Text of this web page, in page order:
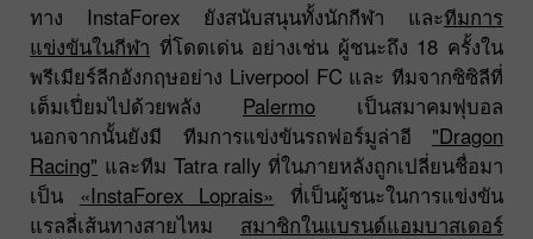
ทาง InstaForex ยังสนับสนุนทั้งนักกีฬา และทีมการ
แข่งขันในกีฬา ที่โดดเด่น อย่างเช่น ผู้ชนะถึง 18 ครั้งใน
พรีเมียร์ลีกอังกฤษอย่าง Liverpool FC และ ทีมจากซิซิลีที่
เต็มเปี่ยมไปด้วยพลัง Palermo เป็นสมาคมฟุบอล
นอกจากนั้นยังมี ทีมการแข่งขันรถฟอร์มูล่าอี "Dragon
Racing" และทีม Tatra rally ที่ในภายหลังถูกเปลี่ยนชื่อมา
เป็น «InstaForex Loprais» ที่เป็นผู้ชนะในการแข่งขัน
แรลลี่เส้นทางสายไหม สมาชิกในแบรนด์แอมบาสเดอร์